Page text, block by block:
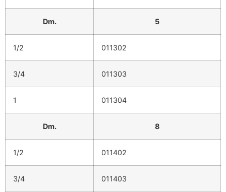
Dm. 5
1/2 011302
3/4 011303
1 011304
Dm. 8
1/2 011402
3/4 011403